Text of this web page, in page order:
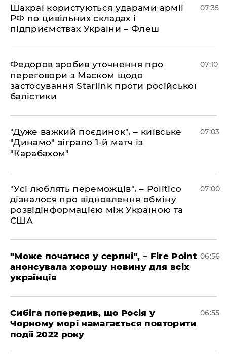
Шахраї користуються ударами армії
РФ по цивільних складах і
підприємствах України – Флеш
07:35
Федоров зробив уточнення про
переговори з Маском щодо
застосування Starlink проти російської
балістики
07:10
"Дуже важкий поєдинок", – київське
"Динамо" зіграло 1-й матч із
"Карабахом"
07:03
"Усі люблять переможців", – Politico
дізналося про відновлення обміну
розвідінформацією між Україною та
США
07:00
"Може початися у серпні", – Fire Point
анонсувала хорошу новину для всіх
українців
06:56
Сибіга попередив, що Росія у
Чорному морі намагається повторити
події 2022 року
06:55